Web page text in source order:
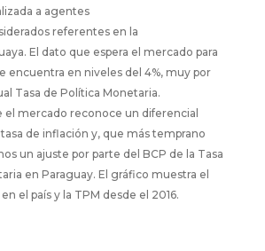
a agentes
referentes en la
El dato que espera el mercado para
encuentra en niveles del 4%, muy por
Tasa de Política Monetaria.
el mercado reconoce un diferencial
de inflación y, que más temprano
un ajuste por parte del BCP de la Tasa
en Paraguay. El gráfico muestra el
el país y la TPM desde el 2016.